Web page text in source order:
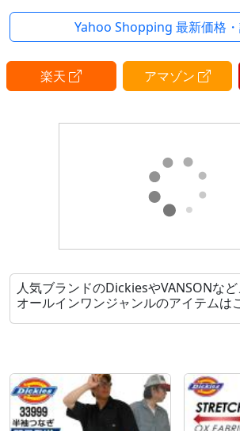
素材：ポリエステル65% コットン
カラー：ブラック/ネイビー/グレー/
ルー/モスグリーン/ホワイト
サイズ：S/M/L/XL/2XL
仕様：胸ポケット/お尻ポケット
重65kg
※ご注文の前に『サイズ表』のご確認
本商品は『アメリカ規格』です。日本
イズの規格が異なっておりますのでご
りますが不具合ではございませんの
い。
タグ例：Mサイズ→MR/Lサイズ→LR/
関連： Dickies ディッキーズ ツナギ
キーズ 半袖ツナギ 続服 カバーオー
おしゃれ かっこいい バイク メンズ
Yahoo Shopping 最新価格
楽天 アマゾン
人気ブランドのDickiesやVANSONなど
オールインワンジャンルのアイテムは